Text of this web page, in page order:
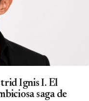
Ignis I. El
saga de